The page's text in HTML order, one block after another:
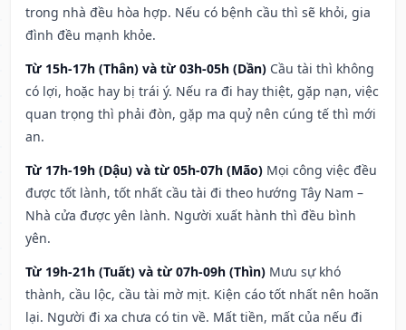
trong nhà đều hòa hợp. Nếu có bệnh cầu thì sẽ khỏi, gia
đình đều mạnh khỏe.
Từ 15h-17h (Thân) và từ 03h-05h (Dần) Cầu tài thì không
có lợi, hoặc hay bị trái ý. Nếu ra đi hay thiệt, gặp nạn, việc
quan trọng thì phải đòn, gặp ma quỷ nên cúng tế thì mới
an.
Từ 17h-19h (Dậu) và từ 05h-07h (Mão) Mọi công việc đều
được tốt lành, tốt nhất cầu tài đi theo hướng Tây Nam –
Nhà cửa được yên lành. Người xuất hành thì đều bình
yên.
Từ 19h-21h (Tuất) và từ 07h-09h (Thìn) Mưu sự khó
thành, cầu lộc, cầu tài mờ mịt. Kiện cáo tốt nhất nên hoãn
lại. Người đi xa chưa có tin về. Mất tiền, mất của nếu đi